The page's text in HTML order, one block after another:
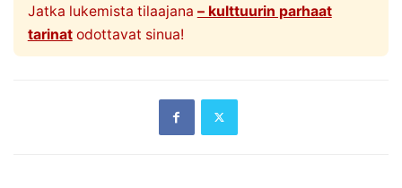
Jatka lukemista tilaajana – kulttuurin parhaat
tarinatodottavat sinua!